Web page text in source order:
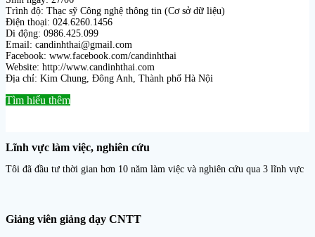
Trình độ: Thạc sỹ Công nghệ thông tin (Cơ sở dữ liệu)
Điện thoại: 024.6260.1456
Di động: 0986.425.099
Email: candinhthai@gmail.com
Facebook: www.facebook.com/candinhthai
Website: http://www.candinhthai.com
Địa chỉ: Kim Chung, Đông Anh, Thành phố Hà Nội
Tìm hiểu thêm
Lĩnh vực làm việc, nghiên cứu
Tôi đã đầu tư thời gian hơn 10 năm làm việc và nghiên cứu qua 3 lĩnh vực
Giảng viên giảng dạy CNTT